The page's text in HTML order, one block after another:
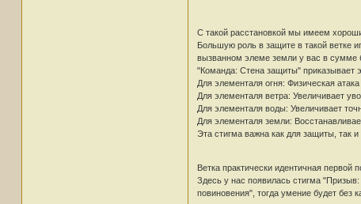
С такой расстановкой мы имеем
Большую роль в защите в такой ветке
вызванном элеме земли у вас в сумме
"Команда: Стена защиты" приказывает
Для элементаля огня: Физическая
Для элементаля ветра: Увеличивает
Для элементаля воды: Увеличивает
Для элементаля земли:
Эта стигма важна как для защиты, так и
Ветка практически идентичная первой
Здесь у нас появилась стигма
повиновения", тогда умение будет без